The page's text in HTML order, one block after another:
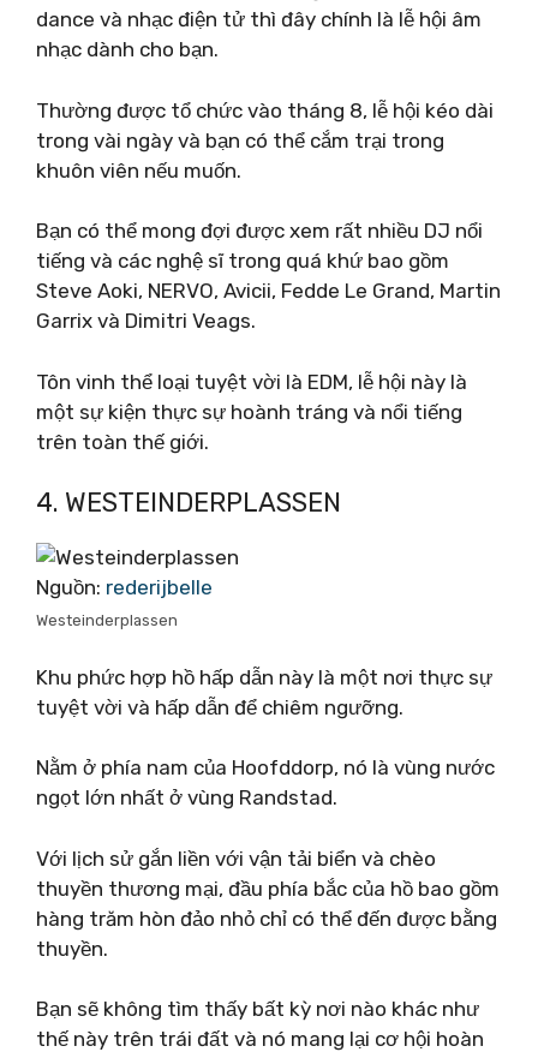
dance và nhạc điện tử thì đây chính là lễ hội âm
nhạc dành cho bạn.
Thường được tổ chức vào tháng 8, lễ hội kéo dài
trong vài ngày và bạn có thể cắm trại trong
khuôn viên nếu muốn.
Bạn có thể mong đợi được xem rất nhiều DJ nổi
tiếng và các nghệ sĩ trong quá khứ bao gồm
Steve Aoki, NERVO, Avicii, Fedde Le Grand, Martin
Garrix và Dimitri Veags.
Tôn vinh thể loại tuyệt vời là EDM, lễ hội này là
một sự kiện thực sự hoành tráng và nổi tiếng
trên toàn thế giới.
4. WESTEINDERPLASSEN
Nguồn: rederijbelle
Westeinderplassen
Khu phức hợp hồ hấp dẫn này là một nơi thực sự
tuyệt vời và hấp dẫn để chiêm ngưỡng.
Nằm ở phía nam của Hoofddorp, nó là vùng nước
ngọt lớn nhất ở vùng Randstad.
Với lịch sử gắn liền với vận tải biển và chèo
thuyền thương mại, đầu phía bắc của hồ bao gồm
hàng trăm hòn đảo nhỏ chỉ có thể đến được bằng
thuyền.
Bạn sẽ không tìm thấy bất kỳ nơi nào khác như
thế này trên trái đất và nó mang lại cơ hội hoàn